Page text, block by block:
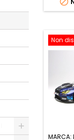
Non
MARCA: